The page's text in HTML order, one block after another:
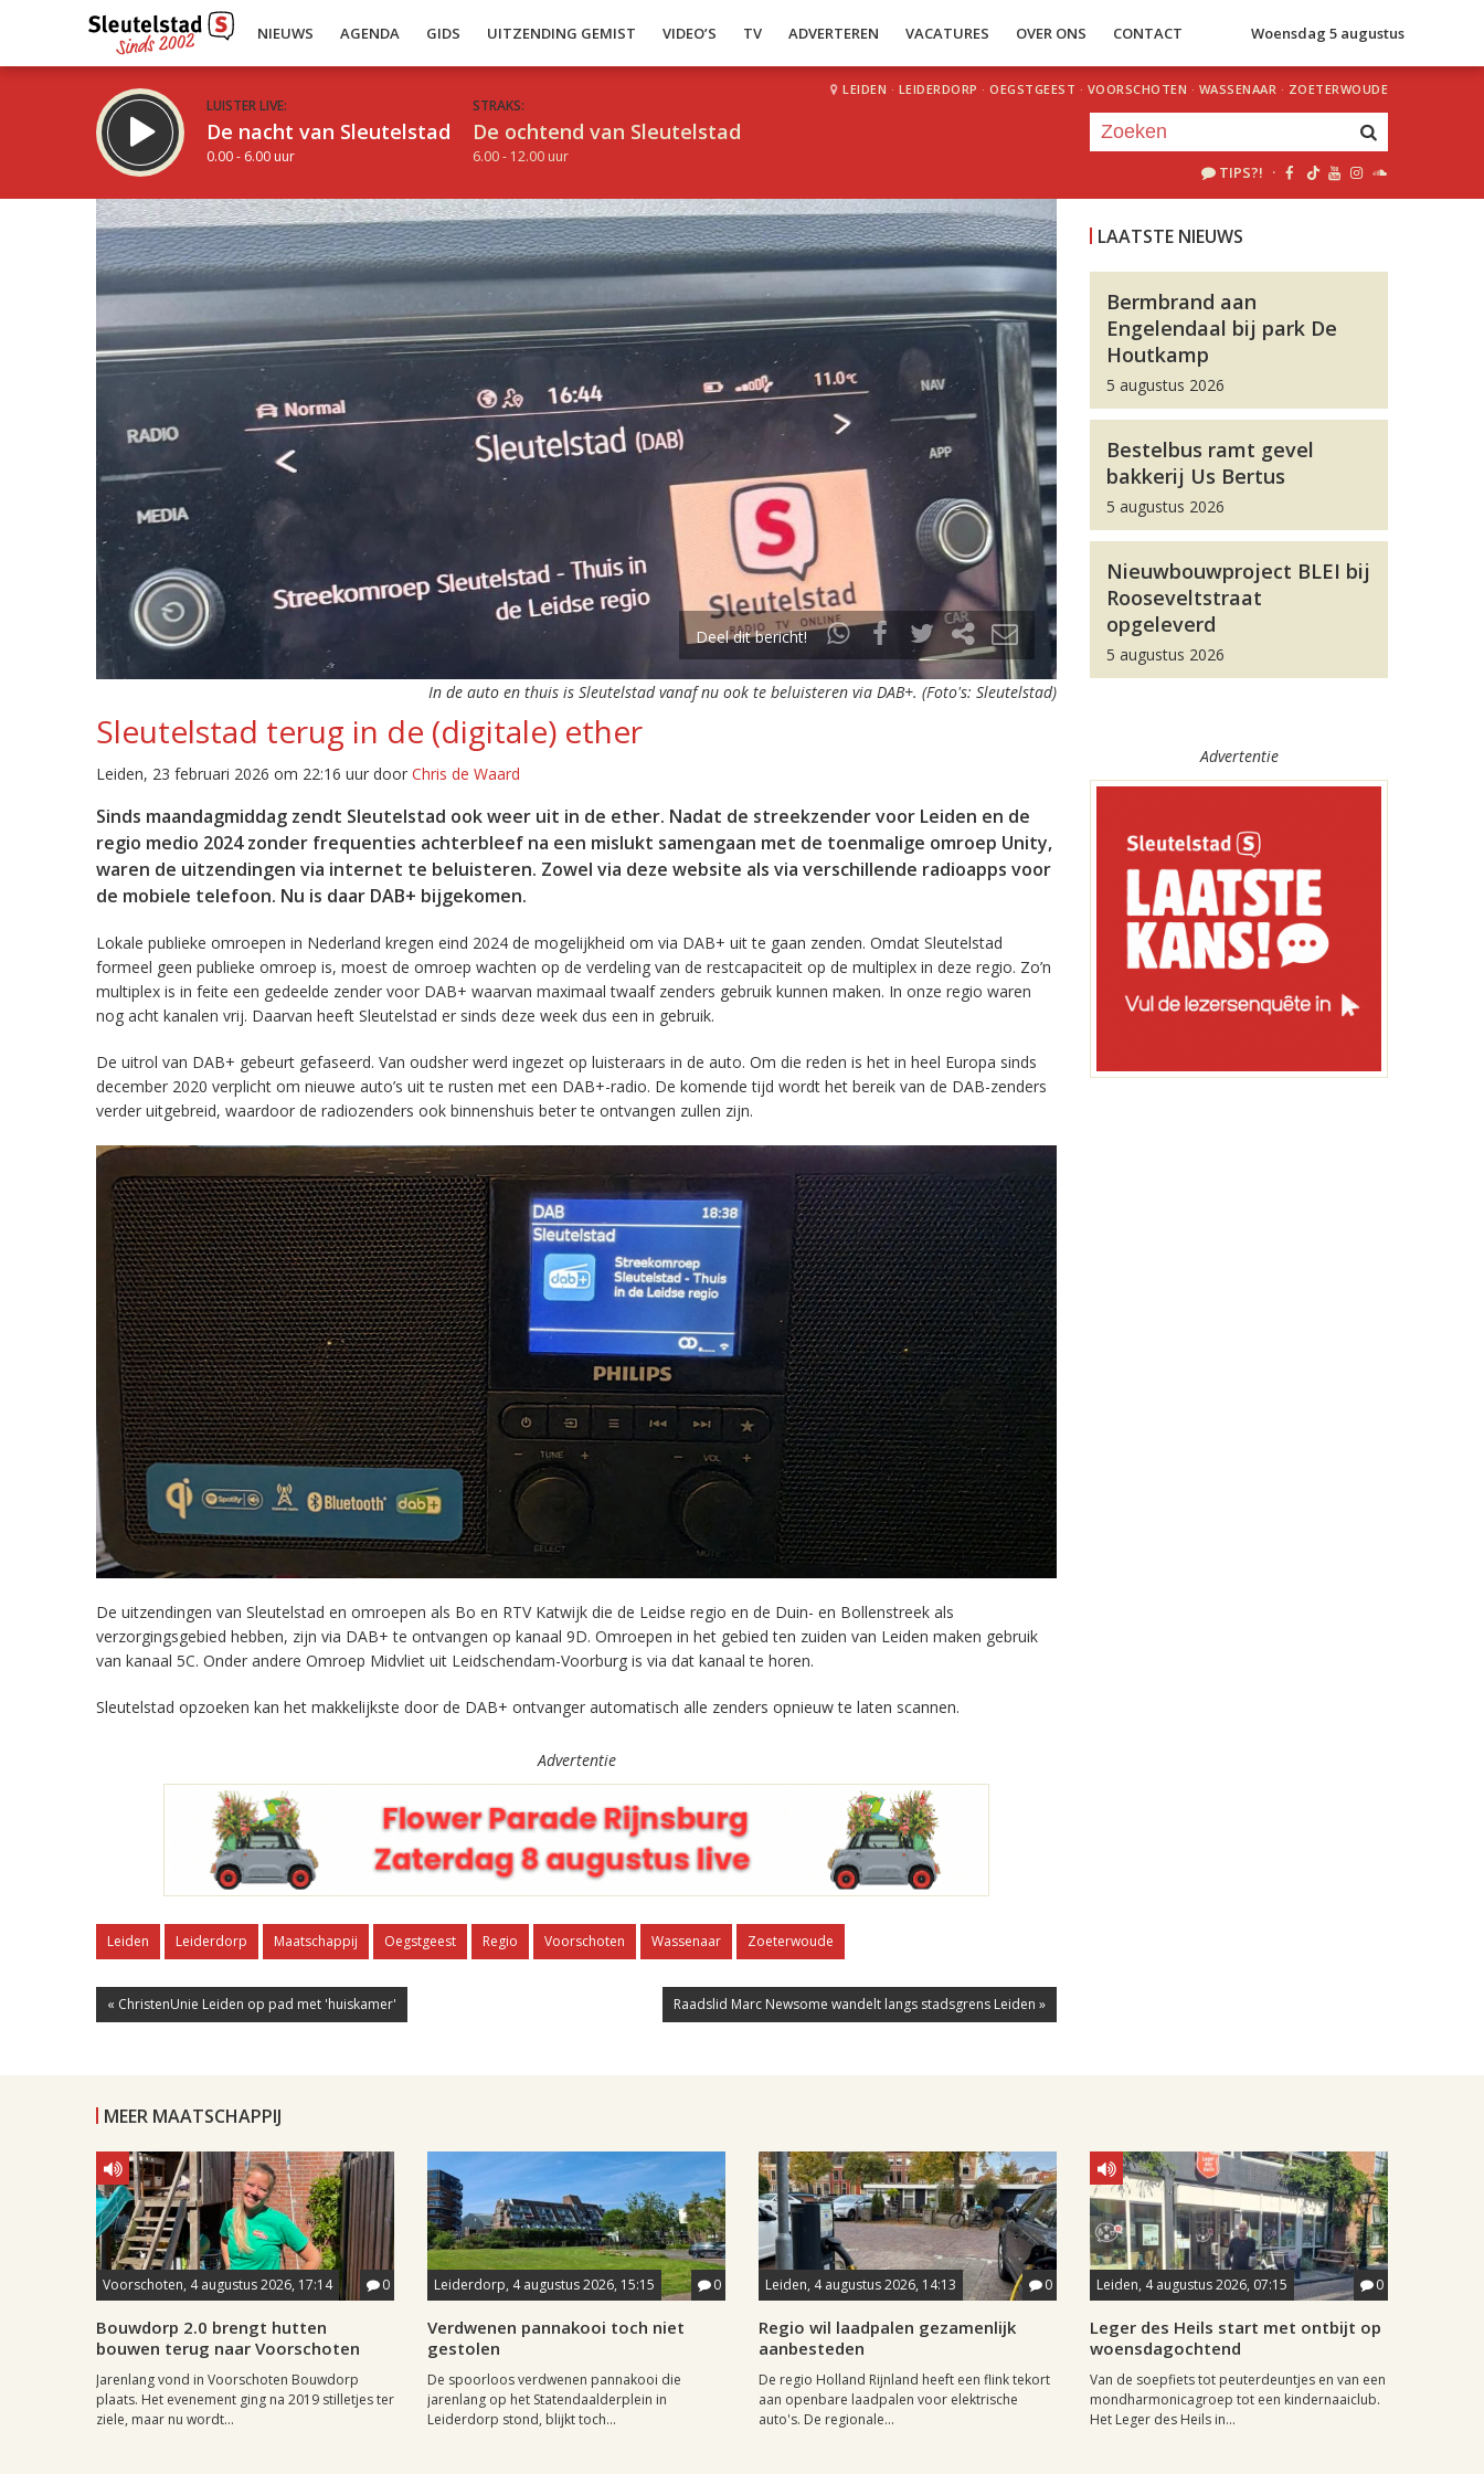
NIEUWS AGENDA GIDS UITZENDING GEMIST VIDEO’S TV ADVERTEREN VACATURES OVER ONS CONTACT Woensdag 5 augustus
LUISTER LIVE:
De nacht van Sleutelstad
0.00 - 6.00 uur
STRAKS:
De ochtend van Sleutelstad
6.00 - 12.00 uur
LEIDEN · LEIDERDORP · OEGSTGEEST · VOORSCHOTEN · WASSENAAR · ZOETERWOUDE
TIPS?! ·
Deel dit bericht!
In de auto en thuis is Sleutelstad vanaf nu ook te beluisteren via DAB+. (Foto's: Sleutelstad)
Sleutelstad terug in de (digitale) ether
Leiden, 23 februari 2026 om 22:16 uur door Chris de Waard
Sinds maandagmiddag zendt Sleutelstad ook weer uit in de ether. Nadat de streekzender voor Leiden en de
regio medio 2024 zonder frequenties achterbleef na een mislukt samengaan met de toenmalige omroep Unity,
waren de uitzendingen via internet te beluisteren. Zowel via deze website als via verschillende radioapps voor
de mobiele telefoon. Nu is daar DAB+ bijgekomen.
Lokale publieke omroepen in Nederland kregen eind 2024 de mogelijkheid om via DAB+ uit te gaan zenden. Omdat Sleutelstad
formeel geen publieke omroep is, moest de omroep wachten op de verdeling van de restcapaciteit op de multiplex in deze regio. Zo’n
multiplex is in feite een gedeelde zender voor DAB+ waarvan maximaal twaalf zenders gebruik kunnen maken. In onze regio waren
nog acht kanalen vrij. Daarvan heeft Sleutelstad er sinds deze week dus een in gebruik.
De uitrol van DAB+ gebeurt gefaseerd. Van oudsher werd ingezet op luisteraars in de auto. Om die reden is het in heel Europa sinds
december 2020 verplicht om nieuwe auto’s uit te rusten met een DAB+-radio. De komende tijd wordt het bereik van de DAB-zenders
verder uitgebreid, waardoor de radiozenders ook binnenshuis beter te ontvangen zullen zijn.
De uitzendingen van Sleutelstad en omroepen als Bo en RTV Katwijk die de Leidse regio en de Duin- en Bollenstreek als
verzorgingsgebied hebben, zijn via DAB+ te ontvangen op kanaal 9D. Omroepen in het gebied ten zuiden van Leiden maken gebruik
van kanaal 5C. Onder andere Omroep Midvliet uit Leidschendam-Voorburg is via dat kanaal te horen.
Sleutelstad opzoeken kan het makkelijkste door de DAB+ ontvanger automatisch alle zenders opnieuw te laten scannen.
Advertentie
Leiden Leiderdorp Maatschappij Oegstgeest Regio Voorschoten Wassenaar Zoeterwoude
« ChristenUnie Leiden op pad met 'huiskamer' Raadslid Marc Newsome wandelt langs stadsgrens Leiden »
LAATSTE NIEUWS
Bermbrand aan
Engelendaal bij park De
Houtkamp
5 augustus 2026
Bestelbus ramt gevel
bakkerij Us Bertus
5 augustus 2026
Nieuwbouwproject BLEI bij
Rooseveltstraat
opgeleverd
5 augustus 2026
Advertentie
MEER MAATSCHAPPIJ
Voorschoten, 4 augustus 2026, 17:14 0
Bouwdorp 2.0 brengt hutten
bouwen terug naar Voorschoten
Jarenlang vond in Voorschoten Bouwdorp
plaats. Het evenement ging na 2019 stilletjes ter
ziele, maar nu wordt...
Leiderdorp, 4 augustus 2026, 15:15 0
Verdwenen pannakooi toch niet
gestolen
De spoorloos verdwenen pannakooi die
jarenlang op het Statendaalderplein in
Leiderdorp stond, blijkt toch...
Leiden, 4 augustus 2026, 14:13 0
Regio wil laadpalen gezamenlijk
aanbesteden
De regio Holland Rijnland heeft een flink tekort
aan openbare laadpalen voor elektrische
auto's. De regionale...
Leiden, 4 augustus 2026, 07:15 0
Leger des Heils start met ontbijt op
woensdagochtend
Van de soepfiets tot peuterdeuntjes en van een
mondharmonicagroep tot een kindernaaiclub.
Het Leger des Heils in...